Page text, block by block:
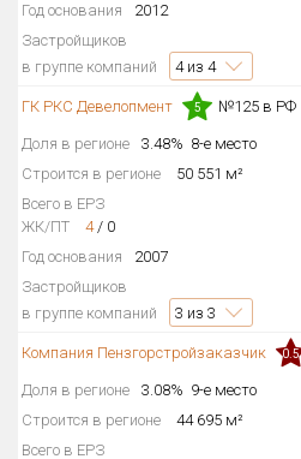
Год основания
2012
Застройщиков
в группе компаний
4из 4
ГК РКС Девелопмент 5 №125 в РФ
Доля в регионе 3.48% 8-е место
Строится в регионе
50 551 м²
Всего в ЕРЗ
ЖК/ПТ
4/ 0
Год основания
2007
Застройщиков
в группе компаний
3 из 3
Компания Пензгорстройзаказчик 0.5
Доля в регионе 3.08% 9-е место
Строится в регионе
44 695 м²
Всего в ЕРЗ